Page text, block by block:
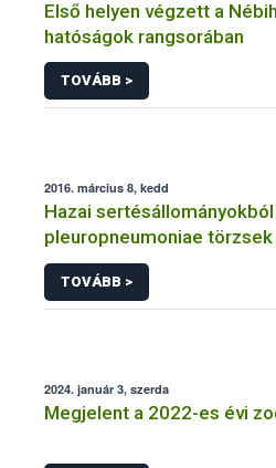
Első helyen végzett a
hatóságok rangsorában
TOVÁBB >
2016. március 8, kedd
Hazai
pleuropneumoniae
TOVÁBB >
2024. január 3, szerda
Megjelent a 2022-es évi